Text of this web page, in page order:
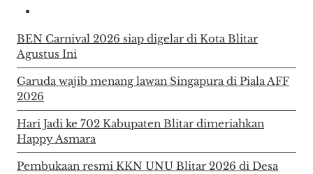
BEN Carnival 2026 siap digelar di Kota Blitar
Agustus Ini
Garuda wajib menang lawan Singapura di Piala AFF
2026
Hari Jadi ke 702 Kabupaten Blitar dimeriahkan
Happy Asmara
Pembukaan resmi KKN UNU Blitar 2026 di Desa